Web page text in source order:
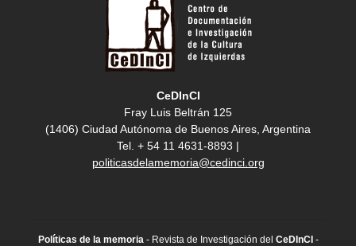
CeDInCI
Fray Luis Beltrán 125
(1406) Ciudad Autónoma de Buenos Aires, Argentina
Tel. + 54 11 4631-8893 |
politicasdelamemoria@cedinci.org
Políticas de la memoria- Revista de Investigación del CeDInCI -